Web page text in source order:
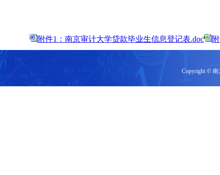
附件1：南京审计大学贷款毕业生信息登记表.doc
Copyright ©